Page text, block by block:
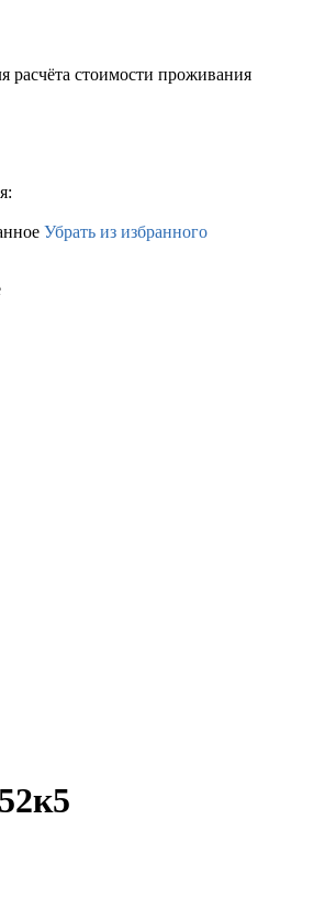
расчёта стоимости проживания
Убрать из избранного